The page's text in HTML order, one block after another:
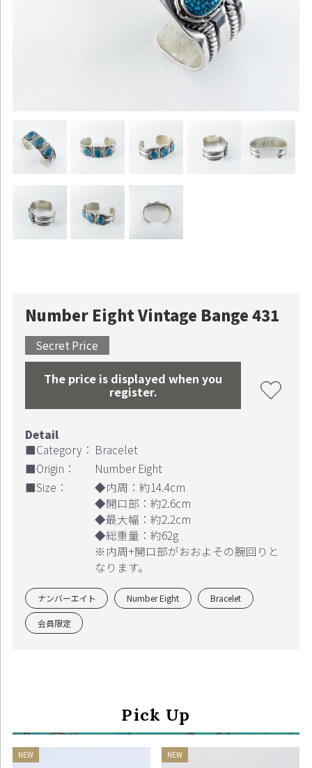
Number Eight Vintage Bange 431
Secret Price
The price is displayed when you
register.
■Category： Bracelet
■Origin：
Number Eight
■Size：
◆内周：約14.4cm
◆開口部：約2.6cm
◆最大幅：約2.2cm
◆総重量：約62g
※内周+開口部がおおよその腕回りと
なります。
ナンバーエイト Number Eight Bracelet
会員限定
Pick Up